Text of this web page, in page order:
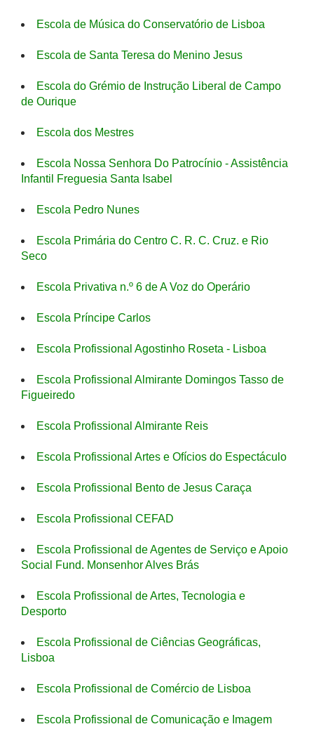
Escola de Música do Conservatório de Lisboa
Escola de Santa Teresa do Menino Jesus
Escola do Grémio de Instrução Liberal de Campo
de Ourique
Escola dos Mestres
Escola Nossa Senhora Do Patrocínio - Assistência
Infantil Freguesia Santa Isabel
Escola Pedro Nunes
Escola Primária do Centro C. R. C. Cruz. e Rio
Seco
Escola Privativa n.º 6 de A Voz do Operário
Escola Príncipe Carlos
Escola Profissional Agostinho Roseta - Lisboa
Escola Profissional Almirante Domingos Tasso de
Figueiredo
Escola Profissional Almirante Reis
Escola Profissional Artes e Ofícios do Espectáculo
Escola Profissional Bento de Jesus Caraça
Escola Profissional CEFAD
Escola Profissional de Agentes de Serviço e Apoio
Social Fund. Monsenhor Alves Brás
Escola Profissional de Artes, Tecnologia e
Desporto
Escola Profissional de Ciências Geográficas,
Lisboa
Escola Profissional de Comércio de Lisboa
Escola Profissional de Comunicação e Imagem